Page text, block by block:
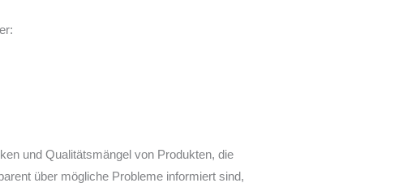
und Qualitätsmängel von Produkten, die
über mögliche Probleme informiert sind,